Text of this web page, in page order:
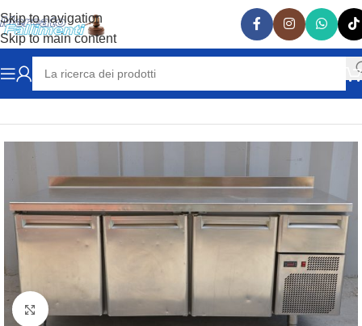
Skip to navigation
Skip to main content
Home TAVOLI REFRIGERATI
Clicca per ingrandire